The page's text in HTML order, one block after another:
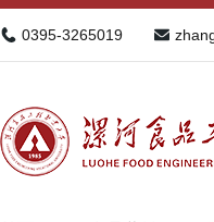
0395-3265019